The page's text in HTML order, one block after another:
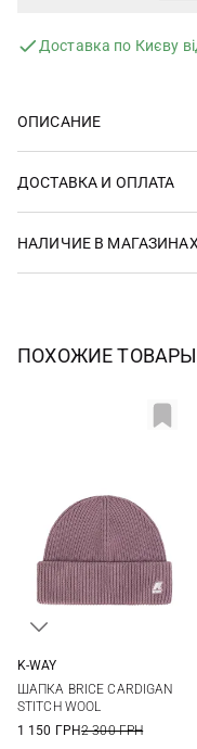
Доставка по Києву
ОПИСАНИЕ
ДОСТАВКА И ОПЛАТА
НАЛИЧИЕ В МАГАЗИНАХ
ПОХОЖИЕ ТОВАРЫ
K-WAY
ШАПКА BRICE CARDIGAN
STITCH WOOL
1 150 ГРН2 300 ГРН